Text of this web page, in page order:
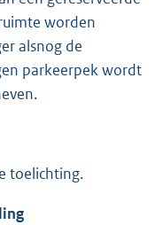
worden
alsnog de
parkeerpek wordt
toelichting.